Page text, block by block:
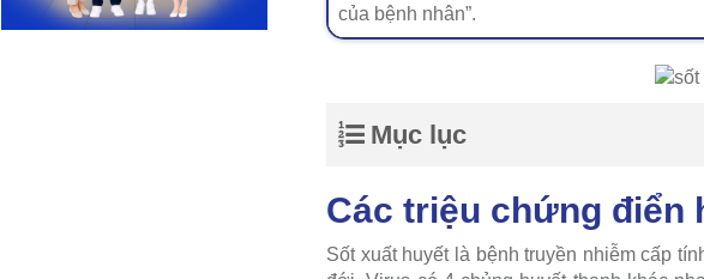
của bệnh nhân”.
Mục lục
Các triệu chứng điển
Sốt xuất huyết là bệnh truyền nhiễm cấp